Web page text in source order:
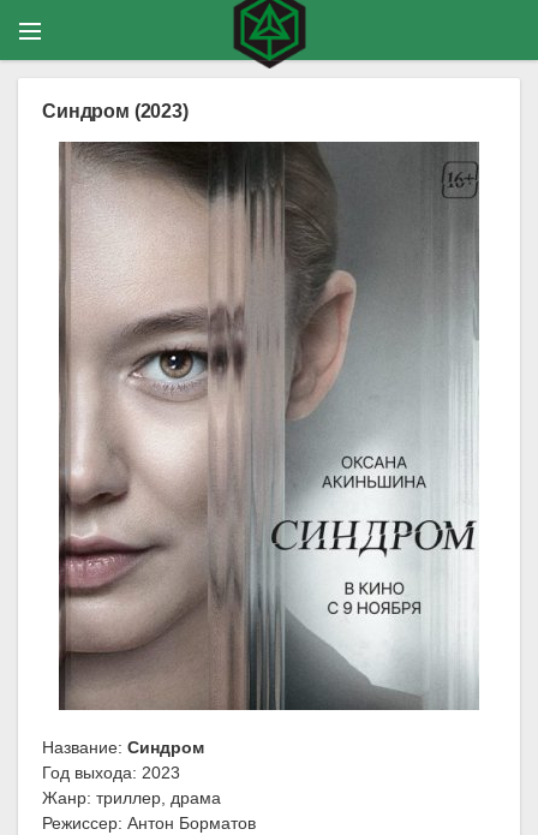
Синдром (2023)
Название: Синдром
Год выхода: 2023
Жанр: триллер, драма
Режиссер: Антон Борматов